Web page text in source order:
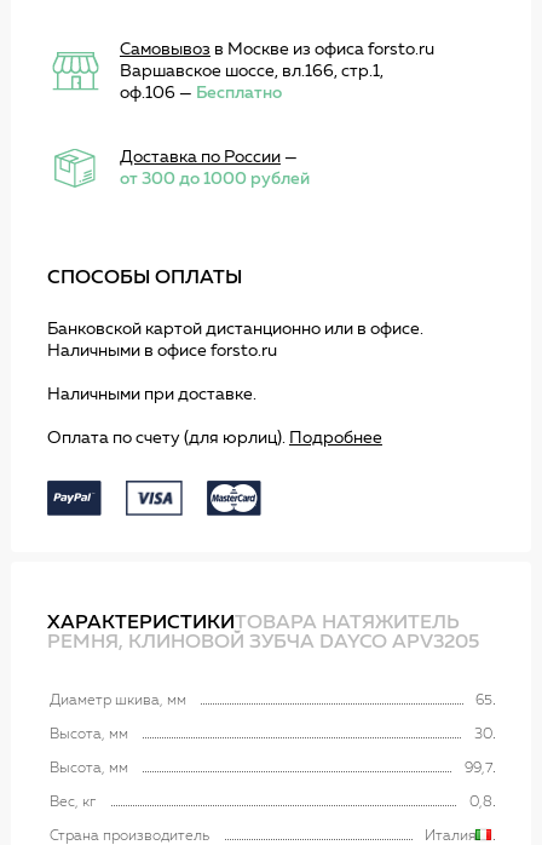
Самовывоз в Москве из офиса forsto.ru
Варшавское шоссе, вл.166, стр.1,
оф.106 — Бесплатно
Доставка по России—
от 300 до 1000 рублей
СПОСОБЫ ОПЛАТЫ
Банковской картой дистанционно или в офисе.
Наличными в офисе forsto.ru
Наличными при доставке.
Оплата по счету (для юрлиц). Подробнее
ХАРАКТЕРИСТИКИТОВАРА НАТЯЖИТЕЛЬ
РЕМНЯ, КЛИНОВОЙ ЗУБЧА DAYCO APV3205
Диаметр шкива, мм 65
Высота, мм 30
Высота, мм 99,7
Вес, кг 0,8
Страна производитель Италия